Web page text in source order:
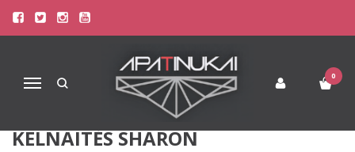
Navigacija
0
Pagrindinis Apatinis Trikotažas Moterims
ShaSha medvilninės moteriškos raudonos spalvos kelnaitės
SHASHA MEDVILNINĖS
MOTERIŠKOS RAUDONOS SPALVOS
KELNAITĖS SHARON